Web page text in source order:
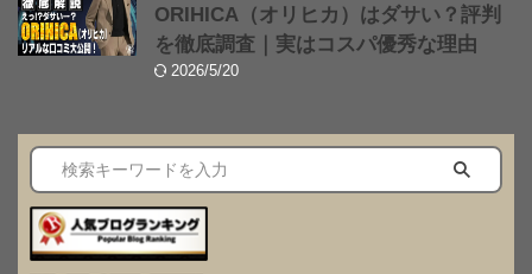
ORIHICA（オリヒカ）はダサい？評判
を徹底調査｜実はコスパ優秀な理由
2026/5/20